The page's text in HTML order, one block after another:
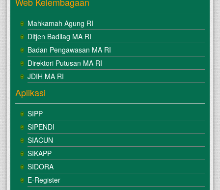
Mahkamah Agung RI
Ditjen Badilag MA RI
Badan Pengawasan MA RI
Direktori Putusan MA RI
JDIH MA RI
Aplikasi
SIPP
SIPENDI
SIACUN
SIKAPP
SIDORA
E-Register